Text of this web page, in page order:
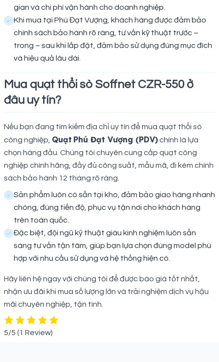
gian và chi phí vận hành cho doanh nghiệp.
Khi mua tại Phú Đạt Vượng, khách hàng được đảm bảo
chính sách bảo hành rõ ràng, tư vấn kỹ thuật trước –
trong – sau khi lắp đặt, đảm bảo sử dụng đúng mục đích
và hiệu quả lâu dài.
Mua quạt thổi sò Soffnet CZR-550 ở
đâu uy tín?
Nếu bạn đang tìm kiếm địa chỉ uy tín để mua quạt thổi sò
công nghiệp, Quạt Phú Đạt Vượng (PDV)chính là lựa
chọn hàng đầu. Chúng tôi chuyên cung cấp quạt công
nghiệp chính hãng, đầy đủ công suất, mẫu mã, đi kèm chính
sách bảo hành 12 tháng rõ ràng.
Sản phẩm luôn có sẵn tại kho, đảm bảo giao hàng nhanh
chóng, đúng tiến độ, phục vụ tận nơi cho khách hàng
trên toàn quốc.
Đặc biệt, đội ngũ kỹ thuật giàu kinh nghiệm luôn sẵn
sàng tư vấn tận tâm, giúp bạn lựa chọn đúng model phù
hợp với nhu cầu sử dụng và hệ thống hiện có.
Hãy liên hệ ngay với chúng tôi để được báo giá tốt nhất,
nhận ưu đãi khi mua số lượng lớn và trải nghiệm dịch vụ hậu
mãi chuyên nghiệp, tận tình.
5/5 (1 Review)